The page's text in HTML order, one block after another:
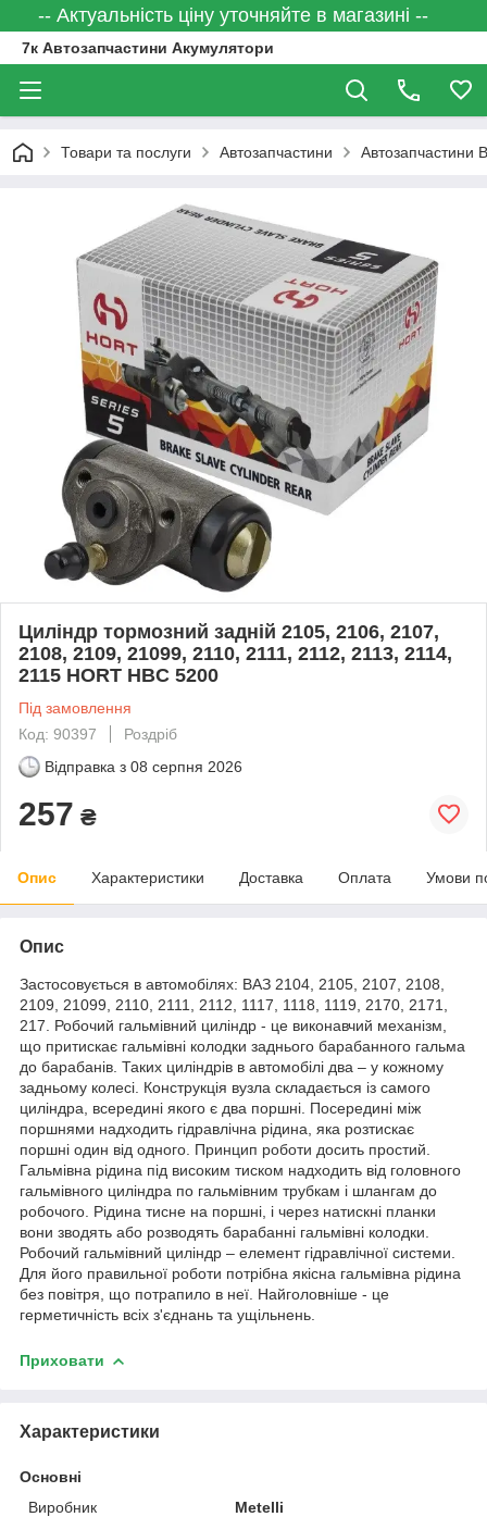
-- Актуальність ціну уточняйте в магазині --
7к Автозапчастини Акумулятори
Товари та послуги Автозапчастини Автозапчастини
Циліндр тормозний задній 2105, 2106, 2107,
2108, 2109, 21099, 2110, 2111, 2112, 2113, 2114,
2115 HORT HBC 5200
Під замовлення
Код: 90397
Роздріб
Відправка з 08 серпня 2026
257 ₴
Опис Характеристики Доставка Оплата Умови
Опис
Застосовується в автомобілях: ВАЗ 2104, 2105, 2107, 2108,
2109, 21099, 2110, 2111, 2112, 1117, 1118, 1119, 2170, 2171,
217. Робочий гальмівний циліндр - це виконавчий механізм,
що притискає гальмівні колодки заднього барабанного гальма
до барабанів. Таких циліндрів в автомобілі два – у кожному
задньому колесі. Конструкція вузла складається із самого
циліндра, всередині якого є два поршні. Посередині між
поршнями надходить гідравлічна рідина, яка розтискає
поршні один від одного. Принцип роботи досить простий.
Гальмівна рідина під високим тиском надходить від головного
гальмівного циліндра по гальмівним трубкам і шлангам до
робочого. Рідина тисне на поршні, і через натискні планки
вони зводять або розводять барабанні гальмівні колодки.
Робочий гальмівний циліндр – елемент гідравлічної системи.
Для його правильної роботи потрібна якісна гальмівна рідина
без повітря, що потрапило в неї. Найголовніше - це
герметичність всіх з'єднань та ущільнень.
Приховати
Характеристики
Основні
Виробник
Metelli